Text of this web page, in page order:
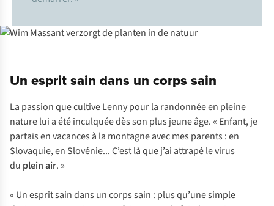
Un esprit sain dans un corps sain
La passion que cultive Lenny pour la randonnée en pleine
nature lui a été inculquée dès son plus jeune âge. « Enfant, je
partais en vacances à la montagne avec mes parents : en
Slovaquie, en Slovénie... C’est là que j’ai attrapé le virus
du plein air. »
« Un esprit sain dans un corps sain : plus qu’une simple